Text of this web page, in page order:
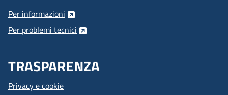
Per informazioni
Per problemi tecnici
TRASPARENZA
Privacy e cookie